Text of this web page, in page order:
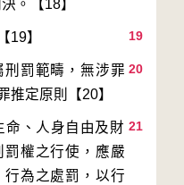
19
20
罰範疇，無涉罪
21
權之行使，應嚴
為之處罰，以行